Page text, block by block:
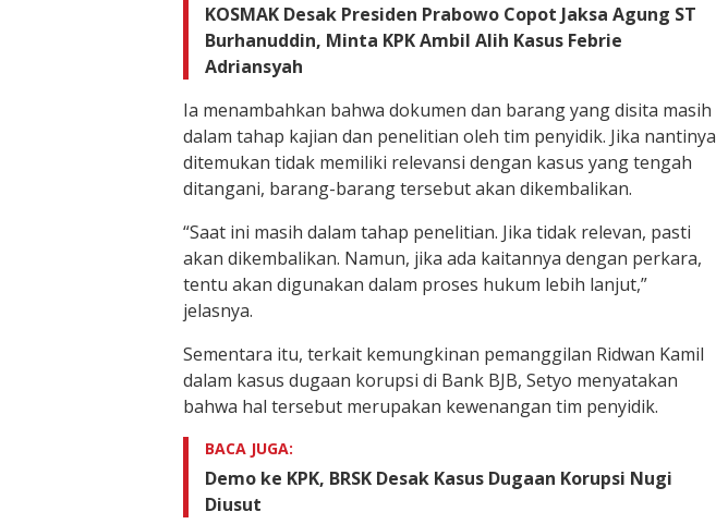
KOSMAK Desak Presiden Prabowo Copot Jaksa Agung ST
Burhanuddin, Minta KPK Ambil Alih Kasus Febrie
Adriansyah
Ia menambahkan bahwa dokumen dan barang yang disita masih
dalam tahap kajian dan penelitian oleh tim penyidik. Jika nantinya
ditemukan tidak memiliki relevansi dengan kasus yang tengah
ditangani, barang-barang tersebut akan dikembalikan.
“Saat ini masih dalam tahap penelitian. Jika tidak relevan, pasti
akan dikembalikan. Namun, jika ada kaitannya dengan perkara,
tentu akan digunakan dalam proses hukum lebih lanjut,”
jelasnya.
Sementara itu, terkait kemungkinan pemanggilan Ridwan Kamil
dalam kasus dugaan korupsi di Bank BJB, Setyo menyatakan
bahwa hal tersebut merupakan kewenangan tim penyidik.
BACA JUGA:
Demo ke KPK, BRSK Desak Kasus Dugaan Korupsi Nugi
Diusut